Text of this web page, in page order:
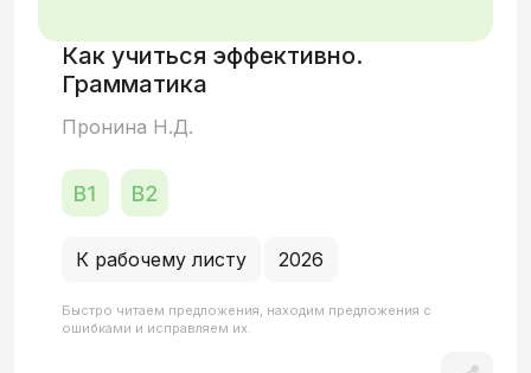
Как учиться эффективно.
Грамматика
Пронина Н.Д.
К рабочему листу 2026
Быстро читаем предложения, находим предложения с
ошибками и исправляем их.